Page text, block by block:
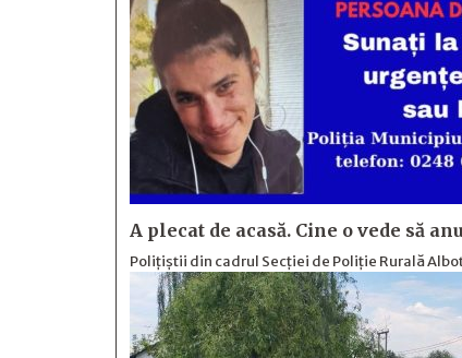
A plecat de acasă. Cine o vede să
Polițiștii din cadrul Secției de Poliție Rurală